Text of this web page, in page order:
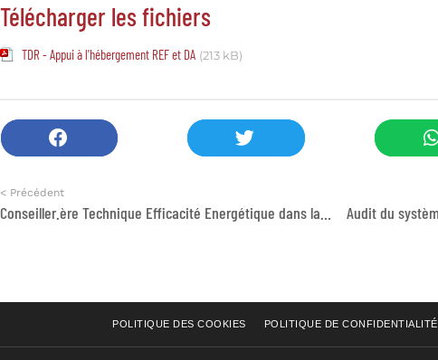
Télécharger les fichiers
TDR - Appui à l'hébergement REF et DA (213 kB)
< Précédent
POLITIQUE DES COOKIES POLITIQUE DE CONFIDENTIALITÉ